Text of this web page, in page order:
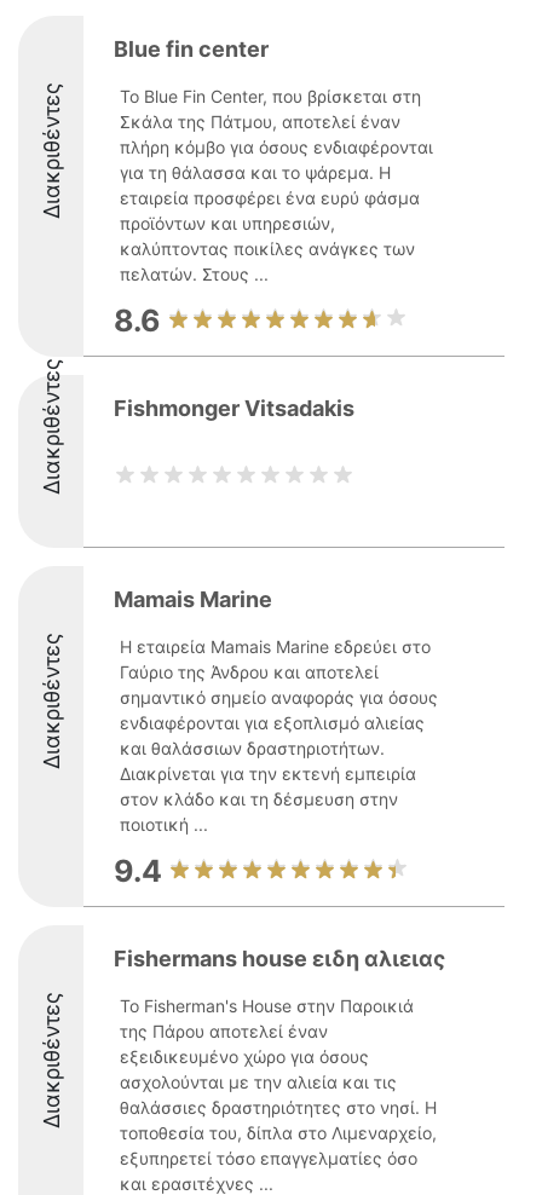
Διακριθέντες
Blue fin center
Το Blue Fin Center, που βρίσκεται στη
Σκάλα της Πάτμου, αποτελεί έναν
πλήρη κόμβο για όσους ενδιαφέρονται
για τη θάλασσα και το ψάρεμα. Η
εταιρεία προσφέρει ένα ευρύ φάσμα
προϊόντων και υπηρεσιών,
καλύπτοντας ποικίλες ανάγκες των
πελατών. Στους ...
8.6
Διακριθέντες Fishmonger Vitsadakis
Διακριθέντες
Mamais Marine
Η εταιρεία Mamais Marine εδρεύει στο
Γαύριο της Άνδρου και αποτελεί
σημαντικό σημείο αναφοράς για όσους
ενδιαφέρονται για εξοπλισμό αλιείας
και θαλάσσιων δραστηριοτήτων.
Διακρίνεται για την εκτενή εμπειρία
στον κλάδο και τη δέσμευση στην
ποιοτική ...
9.4
Διακριθέντες
Fishermans house ειδη αλιειας
Το Fisherman's House στην Παροικιά
της Πάρου αποτελεί έναν
εξειδικευμένο χώρο για όσους
ασχολούνται με την αλιεία και τις
θαλάσσιες δραστηριότητες στο νησί. Η
τοποθεσία του, δίπλα στο Λιμεναρχείο,
εξυπηρετεί τόσο επαγγελματίες όσο
και ερασιτέχνες ...